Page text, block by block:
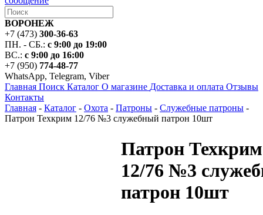
ВОРОНЕЖ
+7 (473) 300-36-63
ПН. - СБ.: с 9:00 до 19:00
ВС.: с 9:00 до 16:00
+7 (950) 774-48-77
WhatsApp, Telegram, Viber
Главная Поиск Каталог О магазине Доставка и оплата Отзывы
Контакты
Главная - Каталог - Охота - Патроны - Служебные патроны -
Патрон Техкрим 12/76 №3 служебный патрон 10шт
Патрон Техкрим
12/76 №3
патрон 10шт